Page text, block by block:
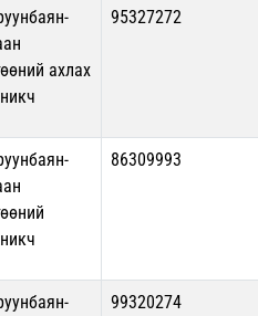
ахлах
95327272
86309993
99320274